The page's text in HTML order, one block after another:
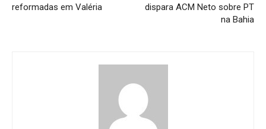
reformadas em Valéria
dispara ACM Neto sobre PT
na Bahia